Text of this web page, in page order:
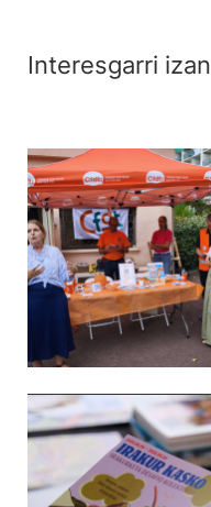
Interesgarri